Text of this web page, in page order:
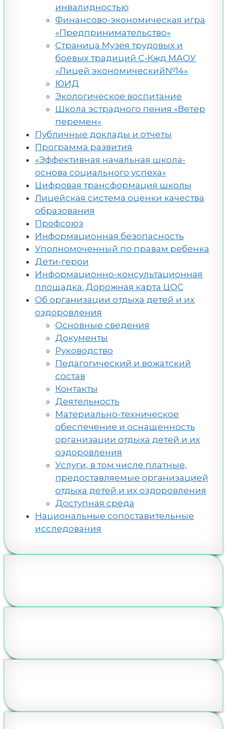
инвалидностью
Финансово-экономическая игра
«Предпринимательство»
Страница Музея трудовых и
боевых традиций С-Кжд МАОУ
«Лицей экономический№14»
ЮИД
Экологическое воспитание
Школа эстрадного пения «Ветер
перемен»
Публичные доклады и отчеты
Программа развития
«Эффективная начальная школа-
основа социального успеха»
Цифровая трансформация школы
Лицейская система оценки качества
образования
Профсоюз
Информационная безопасность
Уполномоченный по правам ребенка
Дети-герои
Информационно-консультационная
площадка. Дорожная карта ЦОС
Об организации отдыха детей и их
оздоровления
Основные сведения
Документы
Руководство
Педагогический и вожатский
состав
Контакты
Деятельность
Материально-техническое
обеспечение и оснащенность
организации отдыха детей и их
оздоровления
Услуги, в том числе платные,
предоставляемые организацией
отдыха детей и их оздоровления
Доступная среда
Национальные сопоставительные
исследования